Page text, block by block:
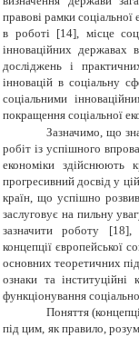
правові рамки
в роботі [14], місце
інноваційних державах
досліджень і
інновацій в соціальну
соціальними
покращення соціальної
Зазначимо, що
робіт із успішного
економіки здійснюють
прогресивний досвід у
країн, що успішно
заслуговує на пильну
зазначити роботу [18],
концепції європейської
основних теоретичних
ознаки та інституційні
функціонування
Поняття
під цим, як правило,